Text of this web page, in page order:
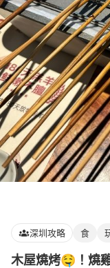
深圳攻略 食
木屋燒烤🤤！燒